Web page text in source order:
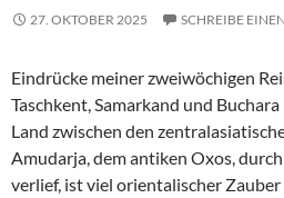
27. OKTOBER 2025 SCHREIBE
Eindrücke meiner zweiwöchigen
Taschkent, Samarkand und
Land zwischen den
Amudarja, dem antiken Oxos,
verlief, ist viel orientalischer